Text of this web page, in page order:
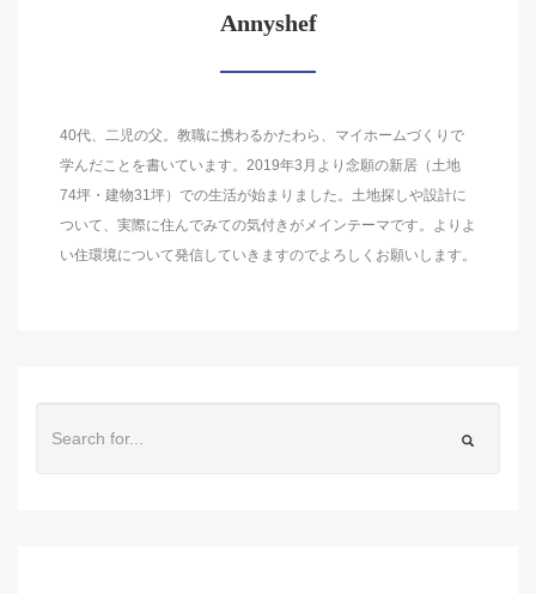
Annyshef
40代、二児の父。教職に携わるかたわら、マイホームづくりで
学んだことを書いています。2019年3月より念願の新居（土地
74坪・建物31坪）での生活が始まりました。土地探しや設計に
ついて、実際に住んでみての気付きがメインテーマです。よりよ
い住環境について発信していきますのでよろしくお願いします。